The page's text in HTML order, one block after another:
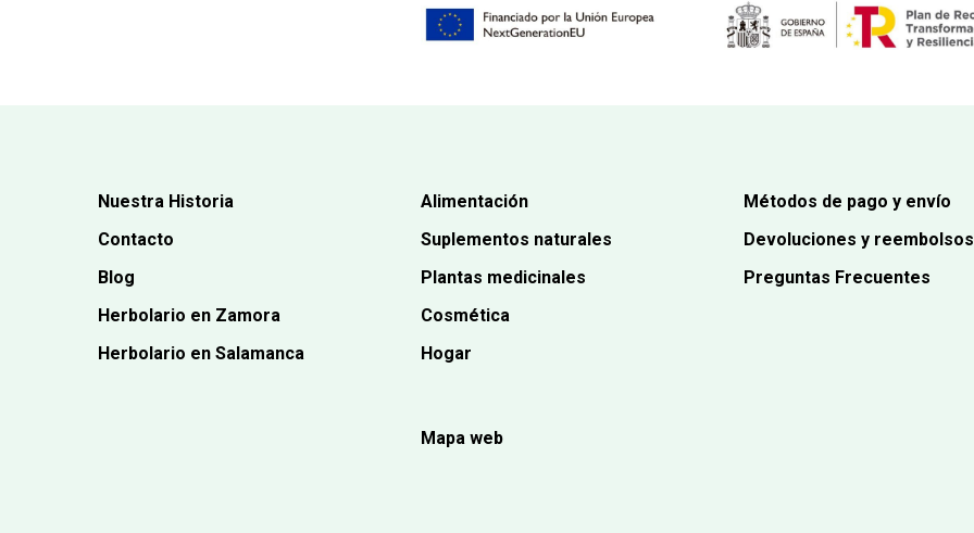
Nuestra Historia
Contacto
Blog
Herbolario en Zamora
Herbolario en Salamanca
Alimentación
Suplementos naturales
Plantas medicinales
Cosmética
Hogar
Mapa web
Métodos de pago y envío
Devoluciones y reembolsos
Preguntas Frecuentes